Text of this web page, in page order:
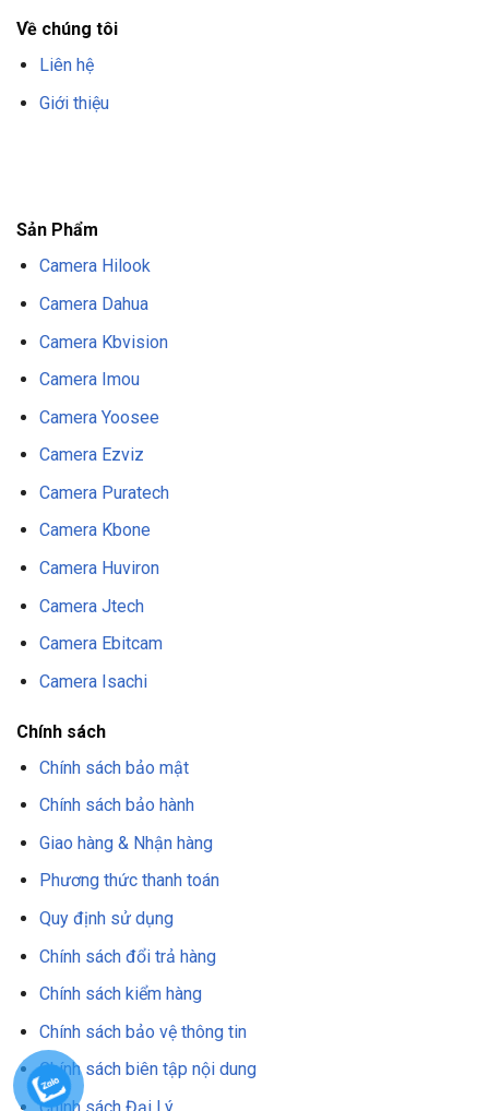
Về chúng tôi
Liên hệ
Giới thiệu
Sản Phẩm
Camera Hilook
Camera Dahua
Camera Kbvision
Camera Imou
Camera Yoosee
Camera Ezviz
Camera Puratech
Camera Kbone
Camera Huviron
Camera Jtech
Camera Ebitcam
Camera Isachi
Chính sách
Chính sách bảo mật
Chính sách bảo hành
Giao hàng & Nhận hàng
Phương thức thanh toán
Quy định sử dụng
Chính sách đổi trả hàng
Chính sách kiểm hàng
Chính sách bảo vệ thông tin
Chính sách biên tập nội dung